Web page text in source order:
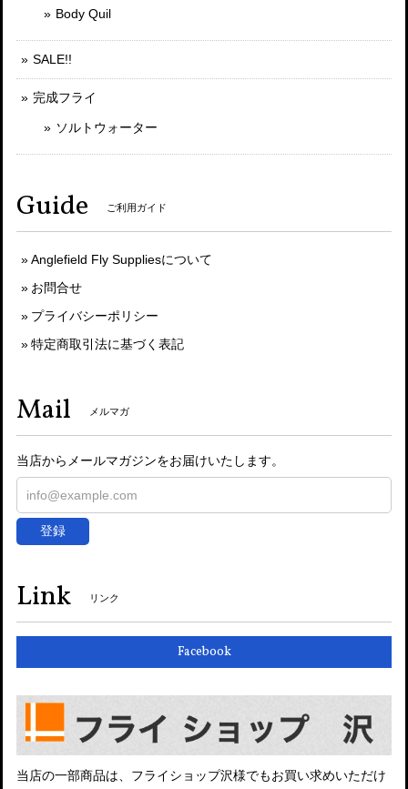
Body Quil
SALE!!
完成フライ
ソルトウォーター
Guide ご利用ガイド
Anglefield Fly Suppliesについて
お問合せ
プライバシーポリシー
特定商取引法に基づく表記
Mail メルマガ
当店からメールマガジンをお届けいたします。
登録
Link リンク
Facebook
当店の一部商品は、フライショップ沢様でもお買い求めいただけ